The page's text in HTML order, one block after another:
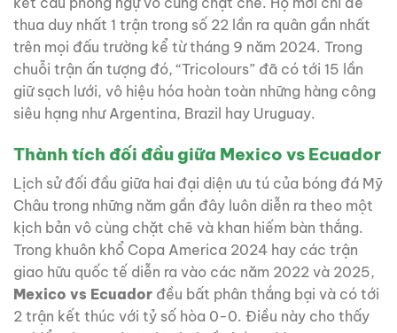
thua duy nhất 1 trận trong số 22 lần ra quân gần nhất
trên mọi đấu trường kể từ tháng 9 năm 2024. Trong
chuỗi trận ấn tượng đó, “Tricolours” đã có tới 15 lần
giữ sạch lưới, vô hiệu hóa hoàn toàn những hàng công
siêu hạng như Argentina, Brazil hay Uruguay.
Thành tích đối đầu giữa Mexico vs Ecuador
Lịch sử đối đầu giữa hai đại diện ưu tú của bóng đá Mỹ
Châu trong những năm gần đây luôn diễn ra theo một
kịch bản vô cùng chặt chẽ và khan hiếm bàn thắng.
Trong khuôn khổ Copa America 2024 hay các trận
giao hữu quốc tế diễn ra vào các năm 2022 và 2025,
Mexico vs Ecuador đều bất phân thắng bại và có tới
2 trận kết thúc với tỷ số hòa 0-0. Điều này cho thấy